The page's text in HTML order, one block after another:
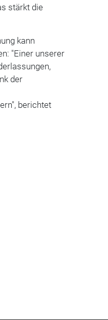
stärkt die
kann
"Einer unserer
der
berichtet